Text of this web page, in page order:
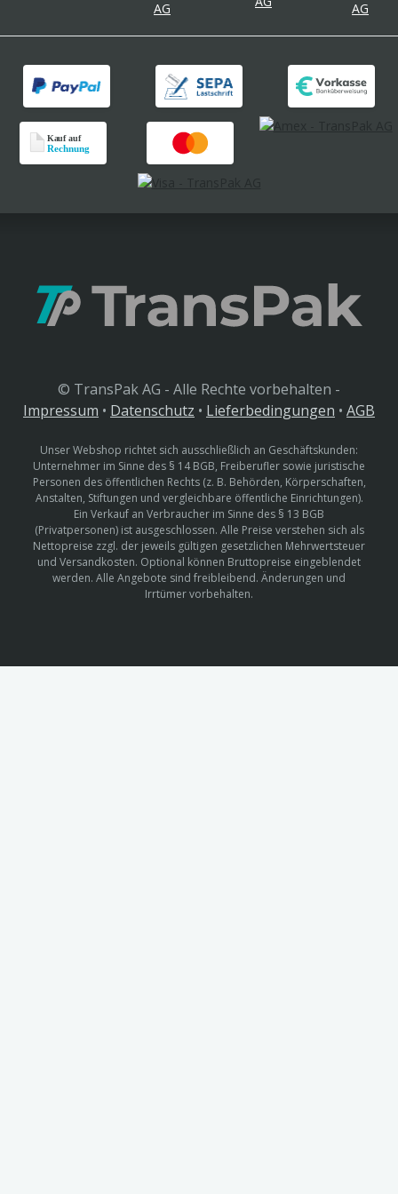
© TransPak AG - Alle Rechte vorbehalten -
Impressum • Datenschutz • Lieferbedingungen • AGB
Unser Webshop richtet sich ausschließlich an Geschäftskunden:
Unternehmer im Sinne des § 14 BGB, Freiberufler sowie juristische
Personen des öffentlichen Rechts (z. B. Behörden, Körperschaften,
Anstalten, Stiftungen und vergleichbare öffentliche Einrichtungen).
Ein Verkauf an Verbraucher im Sinne des § 13 BGB
(Privatpersonen) ist ausgeschlossen. Alle Preise verstehen sich als
Nettopreise zzgl. der jeweils gültigen gesetzlichen Mehrwertsteuer
und Versandkosten. Optional können Bruttopreise eingeblendet
werden. Alle Angebote sind freibleibend. Änderungen und
Irrtümer vorbehalten.